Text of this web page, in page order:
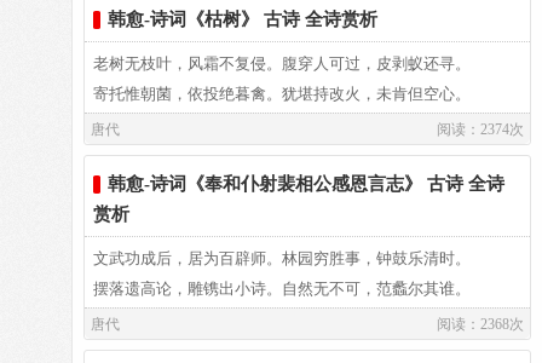
抬头仰望，山峰突兀地支撑苍穹。
严森险峻惊心动魄，我下马膜拜，
沿着松柏间一条小径，直奔灵宫。
白墙映衬红柱，闪耀着夺目光彩，
--李正封
洪赦方下究，武飙亦旁魄。南据定蛮陬，北攫空朔漠。
--李正封
儒生惬教化，武士猛刺斫。吾相两优游，他人双落莫。
--韩愈
印从负鼎佩，门为登坛凿。再入更显严，九迁弥謇谔。
--李正封
宾筵尽狐赵，导骑多卫霍。国史擅芬芳，宫娃分绰约。
--韩愈
丹掖列鹓鹭，洪炉衣狐貉。摛文挥月毫，讲剑淬霜锷。
详细记载，只说他“有爱在民”，“民生子且字其姓”。
今阳山县城尚存他当年垂钓之处所，称“韩文公钓鱼台”，北面
山崖石壁上有他的题字，叫“贤令山”。这也许是“有爱在民”的
根据和后人对他敬仰的佐证吧?他在阳山很注重地方史志，常
常把志乘作为教科书，故有“韩愈过岭，先借《韶州图经》”的
佳话。他重来粤北多遗篇，有《燕喜亭记》、 《宿龙宫滩
12．20《韶关报》)
韩愈-诗词《枯树》 古诗 全诗赏析
老树无枝叶，风霜不复侵。腹穿人可过，皮剥蚁还寻。
寄托惟朝菌，依投绝暮禽。犹堪持改火，未肯但空心。
唐代 阅读：2374次
韩愈-诗词《奉和仆射裴相公感恩言志》 古诗 全诗
赏析
文武功成后，居为百辟师。林园穷胜事，钟鼓乐清时。
摆落遗高论，雕镌出小诗。自然无不可，范蠡尔其谁。
唐代 阅读：2368次